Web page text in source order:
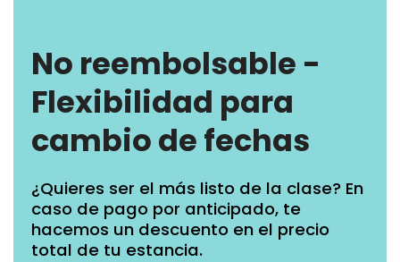
No reembolsable -
Flexibilidad para
cambio de fechas
¿Quieres ser el más listo de la clase? En
caso de pago por anticipado, te
hacemos un descuento en el precio
total de tu estancia.